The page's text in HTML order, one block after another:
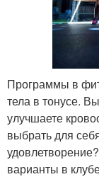
Программы в
тела в тонусе.
улучшаете
выбрать для
варианты в